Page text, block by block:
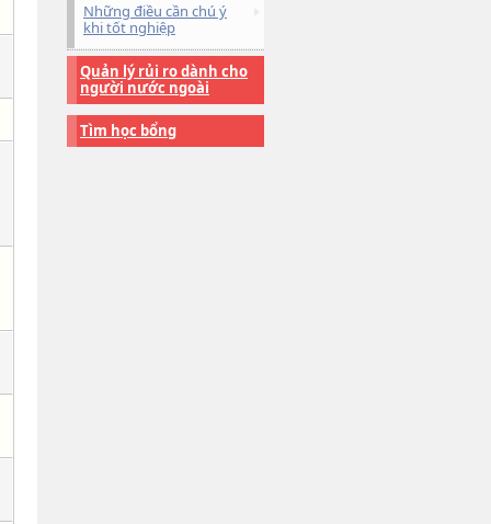
Những điều cần chú ý
khi tốt nghiệp
Quản lý rủi ro dành cho
người nước ngoài
Tìm học bổng